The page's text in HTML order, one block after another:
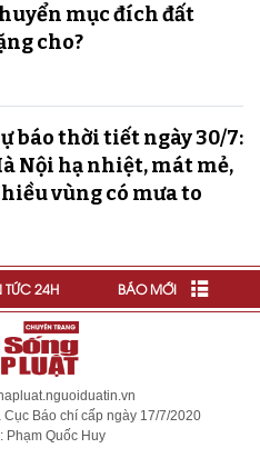
mục đích đất
cho?
báo thời tiết ngày 30/7:
Nội hạ nhiệt, mát mẻ,
vùng có mưa to
TỨC 24H BÁO MỚI
Báo chí cấp ngày 17/7/2020
Phạm Quốc Huy